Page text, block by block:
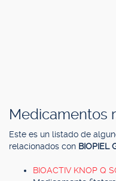
Medicamentos
Este es un listado de
relacionados con BIOPIEL
BIOACTIV KNOP Q